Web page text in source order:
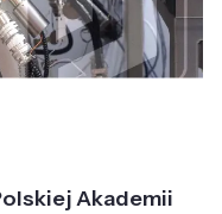
Akademii